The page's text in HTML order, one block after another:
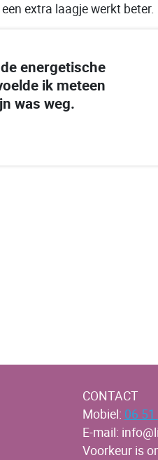
extra laagje werkt beter.
energetische
ik meteen
was weg.
CONTACT
Mobiel: 06
E-mail:
Voorkeur is